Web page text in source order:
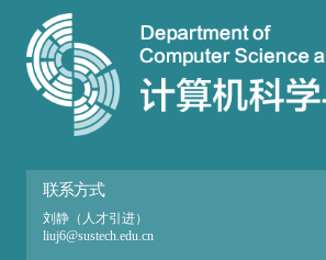
联系方式
刘静（人才引进）
liuj6@sustech.edu.cn